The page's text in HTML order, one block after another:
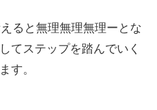
ると無理無理無理ーとな
てステップを踏んでいく
す。